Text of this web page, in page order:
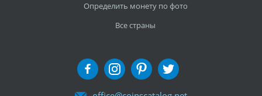
Определить монету по фото
Все страны